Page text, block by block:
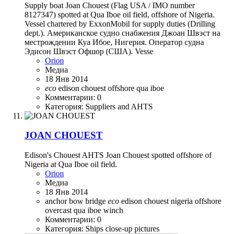
Supply boat Joan Chouest (Flag USA / IMO number
8127347) spotted at Qua Iboe oil field, offshore of Nigeria.
Vessel chartered by ExxonMobil for supply duties (Drilling
dept.). Американское судно снабжения Джоан Швэст на
местрождении Куа Ибое, Нигерия. Оператор судна
Эдисон Швэст Офшор (США). Vesse
Orion
Медиа
18 Янв 2014
eco edison chouest offshore qua iboe
Комментарии: 0
Категория: Suppliers and AHTS
JOAN CHOUEST
Edison's Chouest AHTS Joan Chouest spotted offshore of
Nigeria at Qua Iboe oil field.
Orion
Медиа
18 Янв 2014
anchorbow bridge eco edison chouest nigeria offshore
overcast qua iboe winch
Комментарии: 0
Категория: Ships close-up pictures